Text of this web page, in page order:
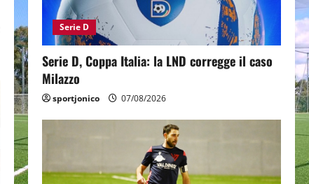
Serie D
Serie D, Coppa Italia: la LND corregge il caso
Milazzo
sportjonico 07/08/2026